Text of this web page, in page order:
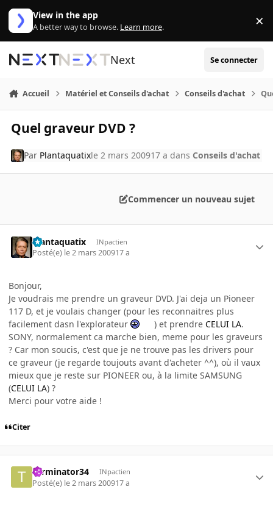
Aller au contenu
View in the app
A better way to browse. Learn more. ×
Next Se connecter
Accueil Matériel et Conseils d'achat Conseils d'achat
Quel graveur DVD ?
Par Plantaquatixle 2 mars 200917 a dans Conseils d'achat
Commencer un nouveau sujet
Plantaquatix INpactien
Posté(e) le 2 mars 200917 a
Bonjour,
Je voudrais me prendre un graveur DVD. J'ai deja un Pioneer
117 D, et je voulais changer (pour les reconnaitres plus
facilement dasn l'explorateur
) et prendre CELUI LA.
SONY, normalement ca marche bien, meme pour les graveurs
? Car mon soucis, c'est que je ne trouve pas les drivers pour
ce graveur (je regarde toujouts avant d'acheter ^^), où il vaux
mieux que je reste sur PIONEER ou, à la limite SAMSUNG
(CELUI LA) ?
Merci pour votre aide !
Citer
Terminator34 INpactien
Posté(e) le 2 mars 200917 a